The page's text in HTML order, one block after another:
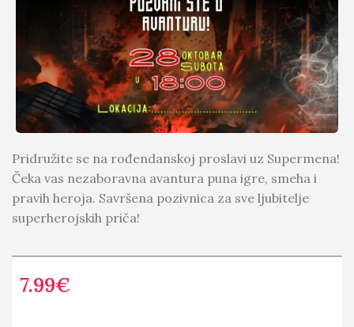
Pridružite se na rođendanskoj proslavi uz Supermena!
Čeka vas nezaboravna avantura puna igre, smeha i
pravih heroja. Savršena pozivnica za sve ljubitelje
superherojskih priča!
7.99€